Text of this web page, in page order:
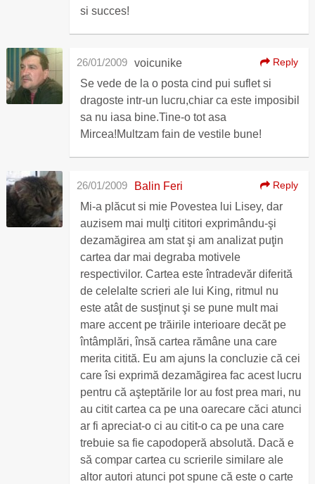
si succes!
voicunike
26/01/2009 Reply
Se vede de la o posta cind pui suflet si
dragoste intr-un lucru,chiar ca este imposibil
sa nu iasa bine.Tine-o tot asa
Mircea!Multzam fain de vestile bune!
Balin Feri
26/01/2009 Reply
Mi-a plăcut si mie Povestea lui Lisey, dar
auzisem mai mulţi cititori exprimându-şi
dezamăgirea am stat şi am analizat puţin
cartea dar mai degraba motivele
respectivilor. Cartea este întradevăr diferită
de celelalte scrieri ale lui King, ritmul nu
este atât de susţinut şi se pune mult mai
mare accent pe trăirile interioare decăt pe
întâmplări, însă cartea rămâne una care
merita citită. Eu am ajuns la concluzie că cei
care îsi exprimă dezamăgirea fac acest lucru
pentru că aşteptările lor au fost prea mari, nu
au citit cartea ca pe una oarecare căci atunci
ar fi apreciat-o ci au citit-o ca pe una care
trebuie sa fie capodoperă absolută. Dacă e
să compar cartea cu scrierile similare ale
altor autori atunci pot spune că este o carte